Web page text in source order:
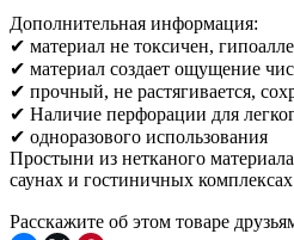
Дополнительная информация:
✔ материал не токсичен,
✔ материал создает ощущение
✔ прочный, не растягивается,
✔ Наличие перфорации для
✔ одноразового использования
Простыни из нетканого
саунах и гостиничных
Расскажите об этом товаре